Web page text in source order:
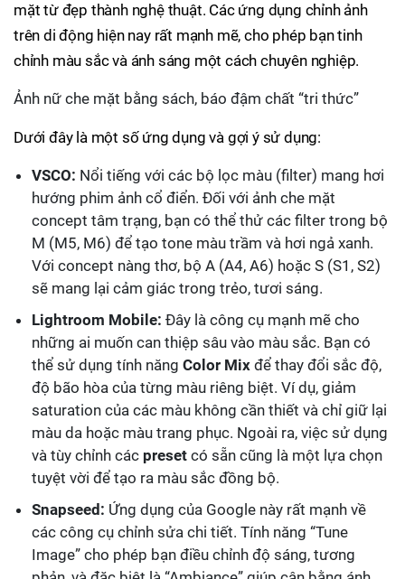
mặt từ đẹp thành nghệ thuật. Các ứng dụng chỉnh ảnh
trên di động hiện nay rất mạnh mẽ, cho phép bạn tinh
chỉnh màu sắc và ánh sáng một cách chuyên nghiệp.
Ảnh nữ che mặt bằng sách, báo đậm chất “tri thức”
Dưới đây là một số ứng dụng và gợi ý sử dụng:
VSCO: Nổi tiếng với các bộ lọc màu (filter) mang hơi
hướng phim ảnh cổ điển. Đối với ảnh che mặt
concept tâm trạng, bạn có thể thử các filter trong bộ
M (M5, M6) để tạo tone màu trầm và hơi ngả xanh.
Với concept nàng thơ, bộ A (A4, A6) hoặc S (S1, S2)
sẽ mang lại cảm giác trong trẻo, tươi sáng.
Lightroom Mobile: Đây là công cụ mạnh mẽ cho
những ai muốn can thiệp sâu vào màu sắc. Bạn có
thể sử dụng tính năng Color Mix để thay đổi sắc độ,
độ bão hòa của từng màu riêng biệt. Ví dụ, giảm
saturation của các màu không cần thiết và chỉ giữ lại
màu da hoặc màu trang phục. Ngoài ra, việc sử dụng
và tùy chỉnh các preset có sẵn cũng là một lựa chọn
tuyệt vời để tạo ra màu sắc đồng bộ.
Snapseed: Ứng dụng của Google này rất mạnh về
các công cụ chỉnh sửa chi tiết. Tính năng “Tune
Image” cho phép bạn điều chỉnh độ sáng, tương